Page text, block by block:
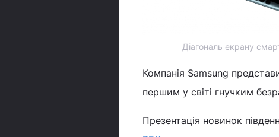
Діагональ екрану
Компанія Samsung
першим у світі гнучким
Презентація новинок